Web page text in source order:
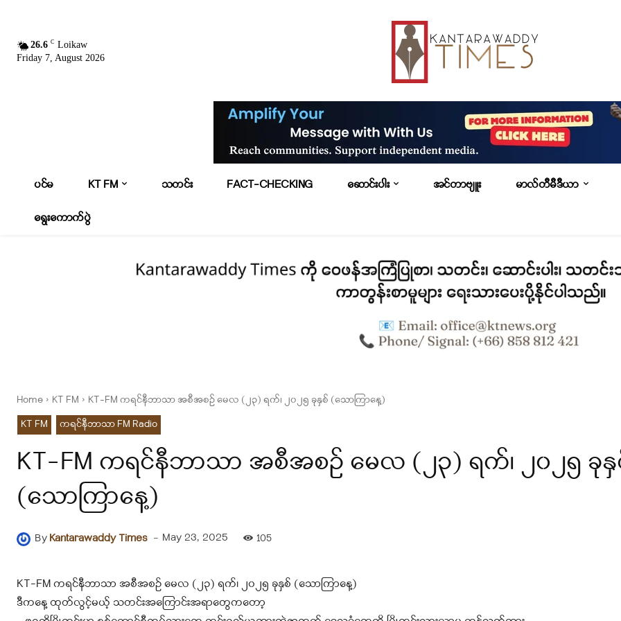
26.6 C Loikaw
Friday 7, August 2026
ပင်မ KT FM သတင်း FACT-CHECKING ဆောင်းပါး အင်တာဗျူး မာလ်တီမီဒီယာ
ရွေးကောက်ပွဲ
Home KT FM
KT-FM ကရင်နီဘာသာ အစီအစဉ် မေလ (၂၃) ရက်၊ ၂၀၂၅ ခုနှစ် (သောကြာနေ့)
KT FM
ကရင်နီဘာသာ FM Radio
KT-FM ကရင်နီဘာသာ အစီအစဉ် မေလ (၂၃) ရက်၊ ၂၀၂၅ ခု
(သောကြာနေ့)
ByKantarawaddy Times - May 23, 2025 105
KT-FM ကရင်နီဘာသာ အစီအစဉ် မေလ (၂၃) ရက်၊ ၂၀၂၅ ခုနှစ် (သောကြာနေ့)
ဒီကနေ့ ထုတ်လွင့်မယ့် သတင်းအကြောင်းအရာတွေကတော့